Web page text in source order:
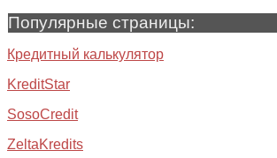
Популярные страницы:
Кредитный калькулятор
KreditStar
SosoCredit
ZeltaKredits